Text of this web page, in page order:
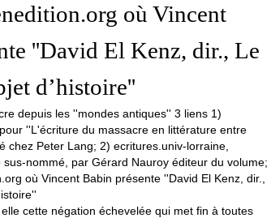
où Vincent
''David El Kenz, dir., Le
d’histoire''
cette négation échevelée qui met fin à toutes